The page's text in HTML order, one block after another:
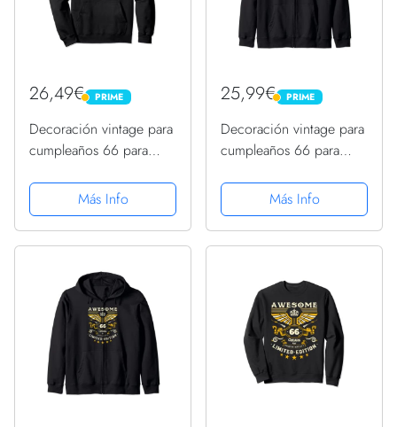
26,49€ PRIME
PRIME
Decoración vintage para
cumpleaños 66 para
cumpleaños 66
Sudadera con Capucha
Más Info
25,99€ PRIME
PRIME
Decoración vintage para
cumpleaños 66 para
cumpleaños 66
Sudadera con Capucha
Más Info